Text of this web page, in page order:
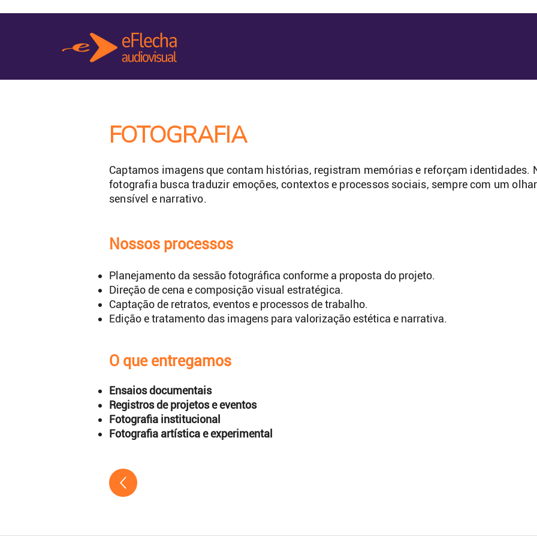
FOTOGRAFIA
Captamos imagens que contam histórias, registram memórias e reforçam identidades.
fotografia busca traduzir emoções, contextos e processos sociais, sempre com um olhar
sensível e narrativo.
Nossos processos
Planejamento da sessão fotográfica conforme a proposta do projeto.
Direção de cena e composição visual estratégica.
Captação de retratos, eventos e processos de trabalho.
Edição e tratamento das imagens para valorização estética e narrativa.
O que entregamos
Ensaios documentais
Registros de projetos e eventos
Fotografia institucional
Fotografia artística e experimental